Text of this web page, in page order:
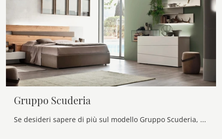
Gruppo Scuderia
Se desideri sapere di più sul modello Gruppo Scuderia, clicca e scopri i Comodini e comò Maronese ideali per la tua zona del riposo.